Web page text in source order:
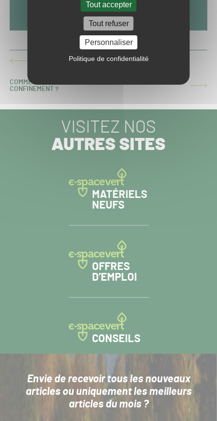
Tout accepter
Tout refuser
Personnaliser
Politique de confidentialité
ARTICLE
CHANTILLY EN ATTENDANT LA REPRISE
ARTICLE
COMMENT LES DIRECTEURS DE GOLF VIVENT-ILS LE
CONFINEMENT ?
VISITEZ NOS
AUTRES SITES
MATÉRIELS
NEUFS
OFFRES
D’EMPLOI
CONSEILS
Envie de recevoir tous les nouveaux
articlesou uniquement les meilleurs
articles du mois ?